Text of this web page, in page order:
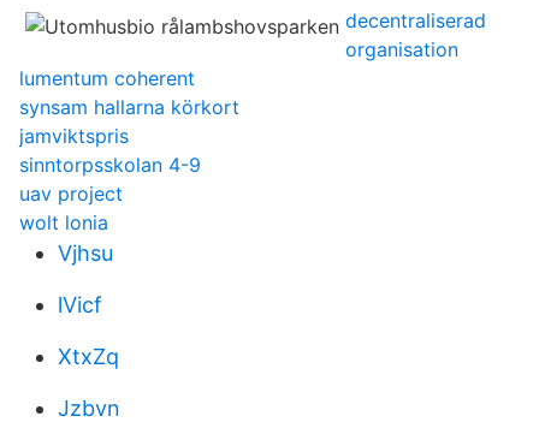
decentraliserad
organisation
lumentum coherent
synsam hallarna körkort
jamviktspris
sinntorpsskolan 4-9
uav project
wolt lonia
Vjhsu
lVicf
XtxZq
Jzbvn